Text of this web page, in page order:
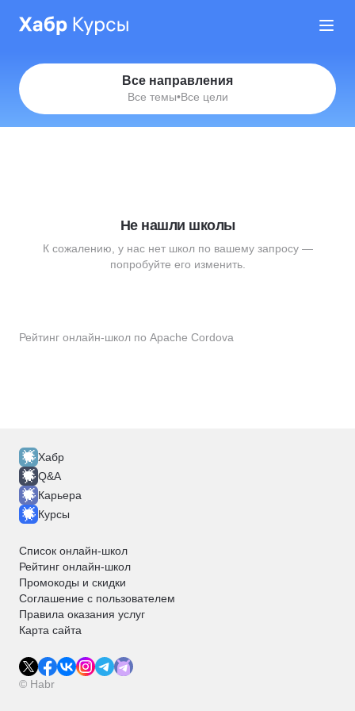
Все направления
Все темы•Все цели
Рейтинг онлайн-школ по Apache Cordova
Не нашли школы
К сожалению, у нас нет школ по вашему запросу —
попробуйте его изменить.
Хабр
Q&A
Карьера
Курсы
Список онлайн-школ
Рейтинг онлайн-школ
Промокоды и скидки
Соглашение с пользователем
Правила оказания услуг
Карта сайта
© Habr